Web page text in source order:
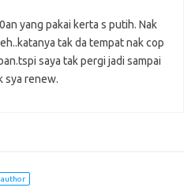
yang pakai kerta s putih. Nak
tak da tempat nak cop
saya tak pergi jadi sampai
sya renew.
author